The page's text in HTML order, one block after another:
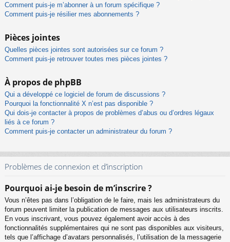
Comment puis-je m’abonner à un forum spécifique ?
Comment puis-je résilier mes abonnements ?
Pièces jointes
Quelles pièces jointes sont autorisées sur ce forum ?
Comment puis-je retrouver toutes mes pièces jointes ?
À propos de phpBB
Qui a développé ce logiciel de forum de discussions ?
Pourquoi la fonctionnalité X n’est pas disponible ?
Qui dois-je contacter à propos de problèmes d’abus ou d’ordres légaux
liés à ce forum ?
Comment puis-je contacter un administrateur du forum ?
Problèmes de connexion et d’inscription
Pourquoi ai-je besoin de m’inscrire ?
Vous n’êtes pas dans l’obligation de le faire, mais les administrateurs du
forum peuvent limiter la publication de messages aux utilisateurs inscrits.
En vous inscrivant, vous pouvez également avoir accès à des
fonctionnalités supplémentaires qui ne sont pas disponibles aux visiteurs,
tels que l’affichage d’avatars personnalisés, l’utilisation de la messagerie